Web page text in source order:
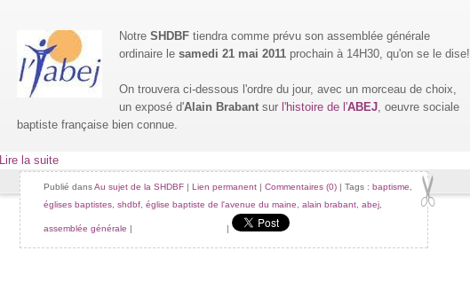
Notre SHDBFtiendra comme prévu son assemblée générale
ordinaire le samedi 21 mai 2011prochain à 14H30, qu'on se le dise!
On trouvera ci-dessous l'ordre du jour, avec un morceau de choix,
un exposé d'Alain Brabantsur l'histoire de l'ABEJ, oeuvre sociale
baptiste française bien connue.
Lire la suite
Publié dansAu sujet de la SHDBF | Lien permanent | Commentaires (0) | Tags : baptisme
églises baptistes shdbf église baptiste de l'avenue du maine alain brabant abej
assemblée générale | |